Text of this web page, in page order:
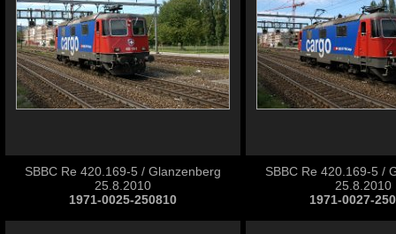
SBBC Re 420.169-5 / Glanzenberg
25.8.2010
1971-0025-250810
SBBC Re 420.169-5 /
25.8.2010
1971-0027-